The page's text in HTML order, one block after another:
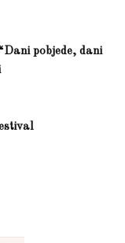
pobjede, dani